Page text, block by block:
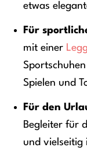
etwas
Für
mit einer
Spielen und
Für den
Begleiter für
und vielseitig